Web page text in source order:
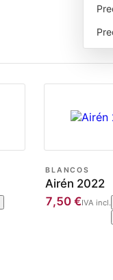
BLANCOS
Airén 2022
7,50 €IVA incl.